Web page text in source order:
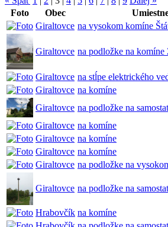
Foto
Obec
Giraltovce na vysokom komíne
Giraltovce na podložke na komíne
Giraltovce na stĺpe elektrického
Giraltovce na komíne
Giraltovce na podložke na
Giraltovce na komíne
Giraltovce na komíne
Giraltovce na komíne
Giraltovce na podložke na
Giraltovce na podložke na
Hrabovčík na komíne